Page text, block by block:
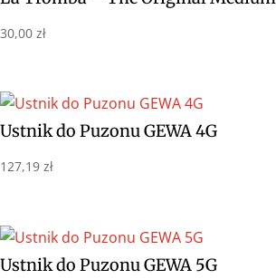
30,00 zł
Ustnik do Puzonu GEWA 4G
127,19 zł
Ustnik do Puzonu GEWA 5G